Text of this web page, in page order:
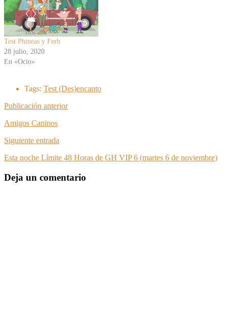
Test Phineas y Ferb
28 julio, 2020
En «Ocio»
Tags: Test (Des)encanto
Publicación anterior
Amigos Caninos
Siguiente entrada
Esta noche Límite 48 Horas de GH VIP 6 (martes 6 de noviembre)
Deja un comentario